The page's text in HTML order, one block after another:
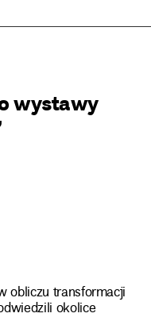
wystawy
obliczu transformacji
okolice